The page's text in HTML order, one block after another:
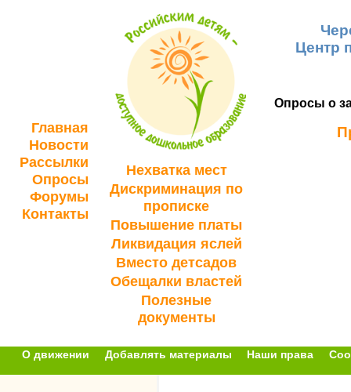
Главная
Новости
Рассылки
Опросы
Форумы
Контакты
Нехватка мест
Дискриминация по
прописке
Повышение платы
Ликвидация яслей
Вместо детсадов
Обещалки властей
Полезные
документы
Центр
Опросы о
О движении Добавлять материалы Наши права